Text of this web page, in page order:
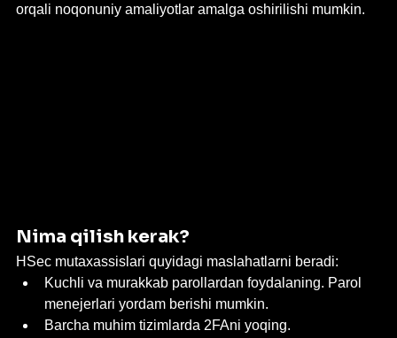
orqali noqonuniy amaliyotlar amalga oshirilishi mumkin.
Nima qilish kerak?
HSec mutaxassislari quyidagi maslahatlarni beradi:
Kuchli va murakkab parollardan foydalaning. Parol
menejerlari yordam berishi mumkin.
Barcha muhim tizimlarda 2FAni yoqing.